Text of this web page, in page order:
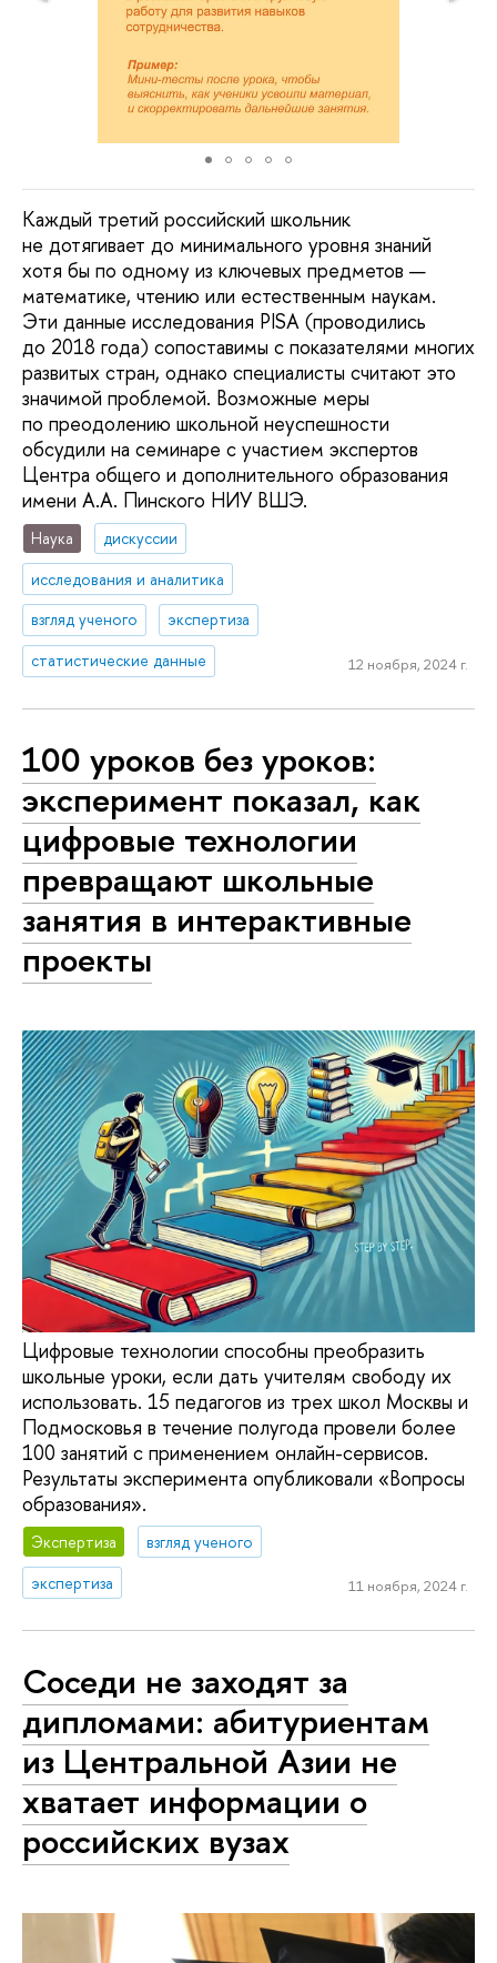
Каждый третий российский школьник
не дотягивает до минимального уровня знаний
хотя бы по одному из ключевых предметов —
математике, чтению или естественным наукам.
Эти данные исследования PISA (проводились
до 2018 года) сопоставимы с показателями многих
развитых стран, однако специалисты считают это
значимой проблемой. Возможные меры
по преодолению школьной неуспешности
обсудили на семинаре с участием экспертов
Центра общего и дополнительного образования
имени А.А. Пинского НИУ ВШЭ.
Наука
дискуссии
исследования и аналитика
взгляд ученого
экспертиза
статистические данные
12 ноября, 2024 г.
100 уроков без уроков:
эксперимент показал, как
цифровые технологии
превращают школьные
занятия в интерактивные
проекты
Цифровые технологии способны преобразить
школьные уроки, если дать учителям свободу их
использовать. 15 педагогов из трех школ Москвы и
Подмосковья в течение полугода провели более
100 занятий с применением онлайн-сервисов.
Результаты эксперимента опубликовали «Вопросы
образования».
Экспертиза
взгляд ученого
экспертиза
11 ноября, 2024 г.
Соседи не заходят за
дипломами: абитуриентам
из Центральной Азии не
хватает информации о
российских вузах